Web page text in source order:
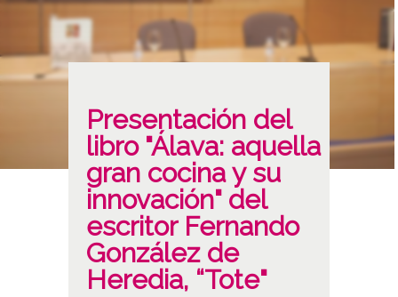
Presentación del
libro "Álava: aquella
gran cocina y su
innovación" del
escritor Fernando
González de
Heredia, “Tote"